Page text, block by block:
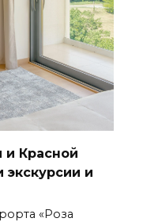
и Красной
и
«Роза